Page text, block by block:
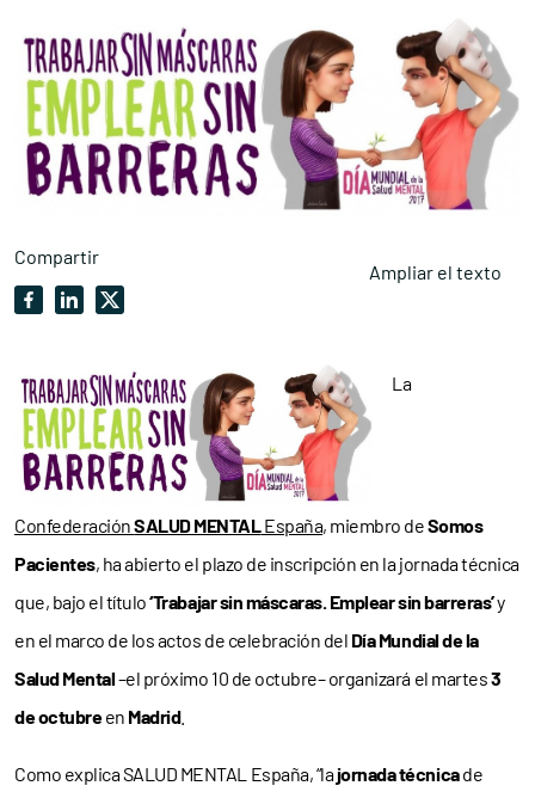
Compartir
Ampliar el texto
La
ConfederaciónSALUD MENTAL España, miembro deSomos
Pacientes, ha abierto el plazo de inscripción en la jornada técnica
que, bajo el título‘Trabajar sin máscaras. Emplear sin barreras’y
en el marco de los actos de celebración del Día Mundial de la
Salud Mental–el próximo 10 de octubre– organizará el martes3
de octubreen Madrid.
Como explica SALUD MENTAL España, “lajornada técnicade